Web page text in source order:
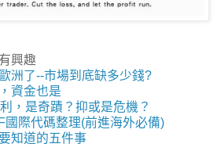
興趣
洲了--市場到底缺多少錢?
資金也是
，是奇蹟？抑或是危機？
國際代碼整理(前進海外必備)
知道的五件事